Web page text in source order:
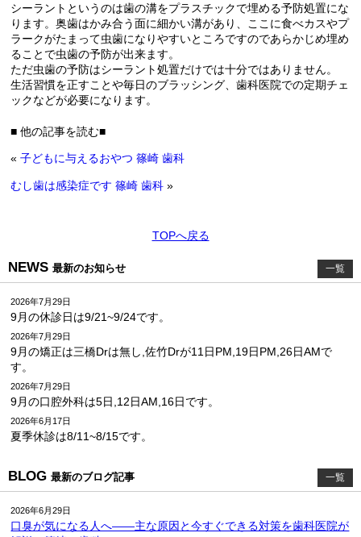
シーラントというのは歯の溝をプラスチックで埋める予防処置にな
ります。奥歯はかみ合う面に細かい溝があり、ここに食べカスやプ
ラークがたまって虫歯になりやすいところですのであらかじめ埋め
ることで虫歯の予防が出来ます。
ただ虫歯の予防はシーラント処置だけでは十分ではありません。
生活習慣を正すことや毎日のブラッシング、歯科医院での定期チェ
ックなどが必要になります。
■ 他の記事を読む■
«子どもに与えるおやつ 篠崎 歯科
むし歯は感染症です 篠崎 歯科 »
TOPへ戻る
NEWS 最新のお知らせ 一覧
2026年7月29日
9月の休診日は9/21~9/24です。
2026年7月29日
9月の矯正は三橋Drは無し,佐竹Drが11日PM,19日PM,26日AMで
す。
2026年7月29日
9月の口腔外科は5日,12日AM,16日です。
2026年6月17日
夏季休診は8/11~8/15です。
BLOG 最新のブログ記事 一覧
2026年6月29日
口臭が気になる人へ――主な原因と今すぐできる対策を歯科医院が